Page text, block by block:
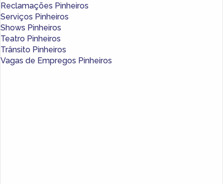
Reclamações Pinheiros
Serviços Pinheiros
Shows Pinheiros
Teatro Pinheiros
Trânsito Pinheiros
Vagas de Empregos Pinheiros